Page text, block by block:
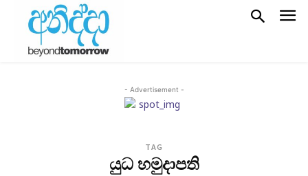
- Advertisement -
TAG
යුධ හමුදාපති